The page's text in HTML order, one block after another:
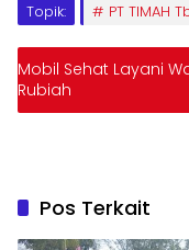
Topik:
PT TIMAH
Mobil Sehat Layani
Rubiah
Pos Terkait